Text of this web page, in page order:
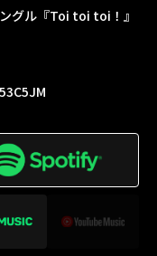
グル『Toi toi toi！』